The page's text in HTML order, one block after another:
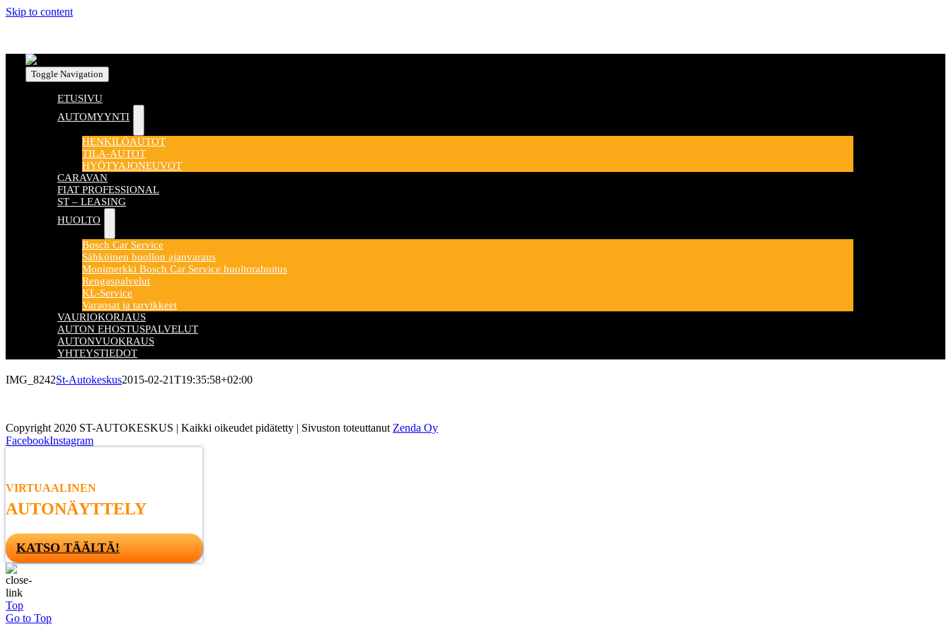
Skip to content
Toggle Navigation
ETUSIVU
AUTOMYYNTI
HENKILÖAUTOT
TILA-AUTOT
HYÖTYAJONEUVOT
CARAVAN
FIAT PROFESSIONAL
ST – LEASING
HUOLTO
Bosch Car Service
Sähköinen huollon ajanvaraus
Monimerkki Bosch Car Service huoltorahoitus
Rengaspalvelut
KL-Service
Varaosat ja tarvikkeet
VAURIOKORJAUS
AUTON EHOSTUSPALVELUT
AUTONVUOKRAUS
YHTEYSTIEDOT
IMG_8242St-Autokeskus2015-02-21T19:35:58+02:00
Copyright 2020 ST-AUTOKESKUS | Kaikki oikeudet pidätetty | Sivuston toteuttanut Zenda Oy
FacebookInstagram
VIRTUAALINEN
AUTONÄYTTELY
KATSO TÄÄLTÄ!
Top
Go to Top